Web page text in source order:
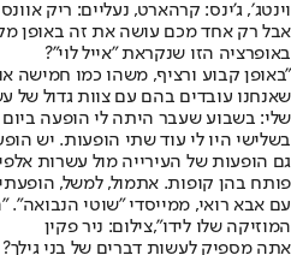
וינטג׳, ג'ינס: קרהארט, נעליים: ריק אוונס
אבל רק אחד מכם עושה את זה באופן
באופרציה הזו שנקראת "אייל לוי"?
"באופן קבוע ורציף, משהו כמו חמישה
שאנחנו עובדים בהם עם צוות גדול של
שלי: בשבוע שעבר היתה לי הופעה ביום
בשלישי היו לי עוד שתי הופעות. יש
גם הופעות של העירייה מול עשרות
פותח בהן קופות. אתמול, למשל, הופעתי
עם אבא רואי, ממייסדי "שוטי
המוזיקה שלו לידו",צילום: ניר פקין
אתה מספיק לעשות דברים של בני גילך?